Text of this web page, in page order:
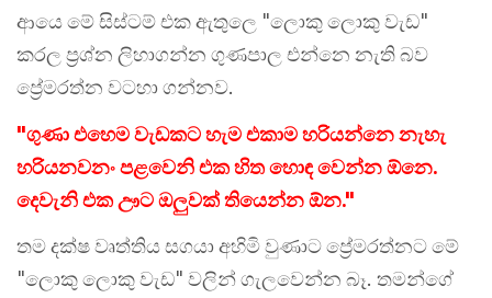
ආයෙ මේ සිස්ටම් එක ඇතුලෙ "ලොකු ලොකු වැඩ"
කරල ප්‍රශ්න ලිහාගන්න ගුණපාල එන්නෙ නැති බව
ප්‍රේමරත්න වටහා ගන්නව.
"ගුණා එහෙම වැඩකට හැම එකාම හරියන්නෙ නැහැ
හරියනවනං පළවෙනි එක හිත හොඳ වෙන්න ඕනෙ.
දෙවැනි එක ඌට ඔලුවක් තියෙන්න ඕන."
තම දක්ෂ වෘත්තිය සගයා අහිමි වුණාට ප්‍රේමරත්නට මේ
"ලොකු ලොකු වැඩ" වලින් ගැලවෙන්න බෑ. තමන්ගේ